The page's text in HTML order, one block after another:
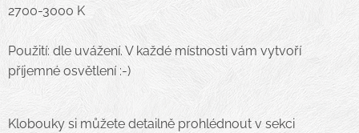
2700-3000 K
Použití: dle uvážení. V každé místnosti vám vytvoří
příjemné osvětlení :-)
Klobouky si můžete detailně prohlédnout v sekci